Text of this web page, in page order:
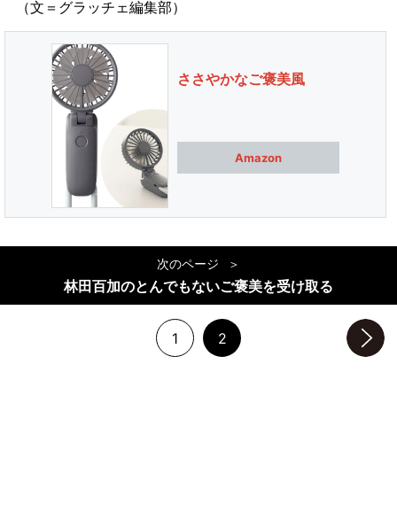
（文＝グラッチェ編集部）
ささやかなご褒美風
Amazon
次のページ
林田百加のとんでもないご褒美を受け取る
1 2